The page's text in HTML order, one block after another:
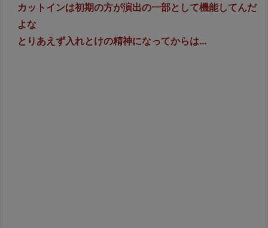
カットインは初期の方が演出の一部として機能してんだ
よな
とりあえず入れとけの精神になってからは…